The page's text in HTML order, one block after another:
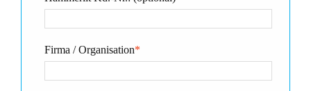
*
Firma / Organisation